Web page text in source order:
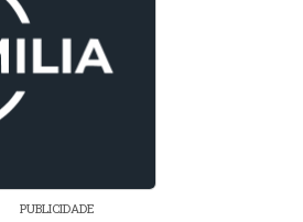
PUBLICIDADE